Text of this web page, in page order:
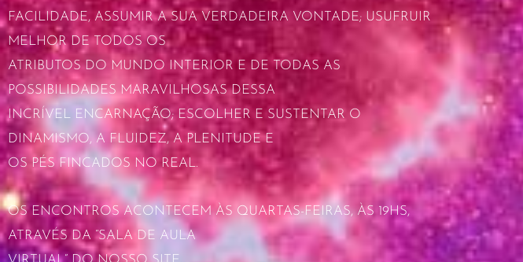
FACILIDADE, ASSUMIR A SUA VERDADEIRA VONTADE; USUFRUIR
MELHOR DE TODOS OS
ATRIBUTOS DO MUNDO INTERIOR E DE TODAS AS
POSSIBILIDADES MARAVILHOSAS DESSA
INCRÍVEL ENCARNAÇÃO; ESCOLHER E SUSTENTAR O
DINAMISMO, A FLUIDEZ, A PLENITUDE E
OS PÉS FINCADOS NO REAL.
OS ENCONTROS ACONTECEM ÀS QUARTAS-FEIRAS, ÀS 19HS,
ATRAVÉS DA “SALA DE AULA